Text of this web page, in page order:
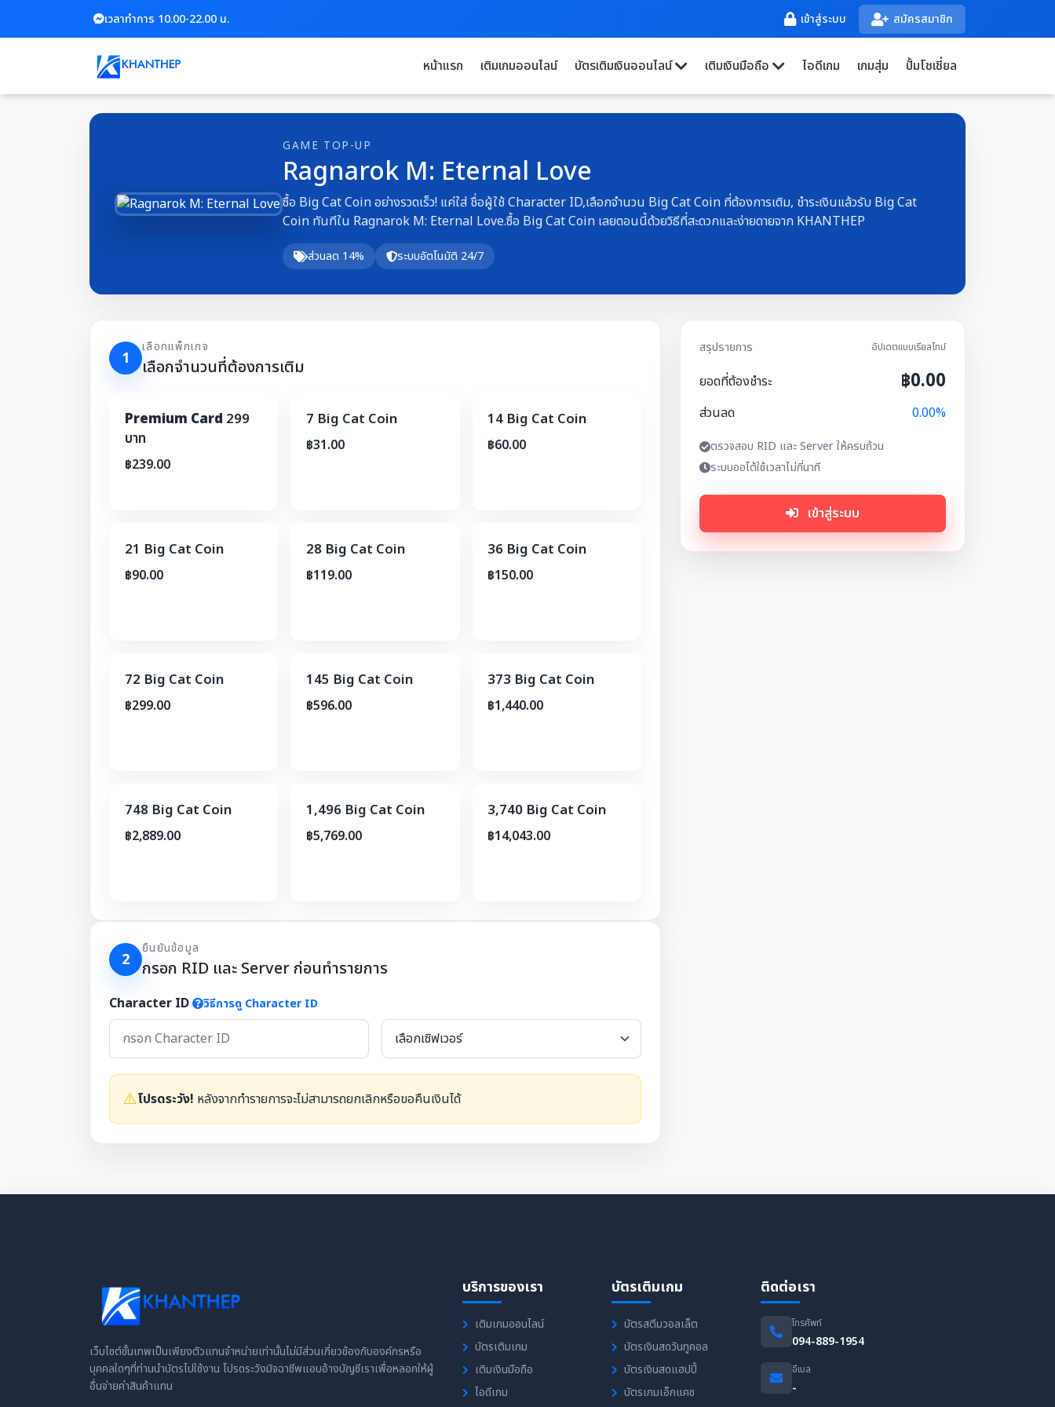
เวลาทำการ 10.00-22.00 น. เข้าสู่ระบบ สมัครสมาชิก
หน้าแรก เติมเกมออนไลน์ บัตรเติมเงินออนไลน์ เติมเงินมือถือ ไอดีเกม เกมสุ่ม ปั้มโชเชี่ยล
GAME TOP-UP
Ragnarok M: Eternal Love
ซื้อ Big Cat Coin อย่างรวดเร็ว! แค่ใส่ ชื่อผู้ใช้ Character ID,เลือกจำนวน Big Cat Coin ที่ต้องการเติม, ชำระเงินแล้วรับ Big Cat
Coin ทันทีใน Ragnarok M: Eternal Love.ซื้อ Big Cat Coin เลยตอนนี้ด้วยวิธีที่สะดวกและง่ายดายจาก KHANTHEP
ส่วนลด 14% ระบบอัตโนมัติ 24/7
1
เลือกแพ็กเกจ
เลือกจำนวนที่ต้องการเติม
Premium Card 299
บาท
฿239.00
7 Big Cat Coin
฿31.00
14 Big Cat Coin
฿60.00
21 Big Cat Coin
฿90.00
28 Big Cat Coin
฿119.00
36 Big Cat Coin
฿150.00
72 Big Cat Coin
฿299.00
145 Big Cat Coin
฿596.00
373 Big Cat Coin
฿1,440.00
748 Big Cat Coin
฿2,889.00
1,496 Big Cat Coin
฿5,769.00
3,740 Big Cat Coin
฿14,043.00
2
ยืนยันข้อมูล
กรอก RID และ Server ก่อนทำรายการ
Character ID วิธีการดู Character ID
⚠️โปรดระวัง! หลังจากทำรายการจะไม่สามารถยกเลิกหรือขอคืนเงินได้
สรุปรายการ อัปเดตแบบเรียลไทม์
ยอดที่ต้องชำระ ฿0.00
ส่วนลด 0.00%
ตรวจสอบ RID และ Server ให้ครบถ้วน
ระบบออโต้ใช้เวลาไม่กี่นาที
เข้าสู่ระบบ
เว็บไซต์ขั้นเทพเป็นเพียงตัวแทนจำหน่ายเท่านั้นไม่มีส่วนเกี่ยวข้องกับองค์กรหรือ
บุคคลใดๆที่ท่านนำบัตรไปใช้งาน โปรดระวังมิจฉาชีพแอบอ้างบัญชีเราเพื่อหลอกให้ผู้
อื่นจ่ายค่าสินค้าแทน
บริการของเรา
เติมเกมออนไลน์
บัตรเติมเกม
เติมเงินมือถือ
ไอดีเกม
บัตรเติมเกม
บัตรสตีมวอลเล็ต
บัตรเงินสดวันทูคอล
บัตรเงินสดแฮปปี้
บัตรเกมเอ็กแคช
ติดต่อเรา
โทรศัพท์
094-889-1954
อีเมล
-